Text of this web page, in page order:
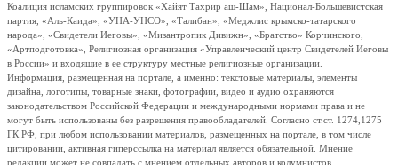
Коалиция исламских группировок «Хайят Тахрир аш-Шам», Национал-Большевистская
партия, «Аль-Каида», «УНА-УНСО», «Талибан», «Меджлис крымско-татарского
народа», «Свидетели Иеговы», «Мизантропик Дивижн», «Братство» Корчинского,
«Артподготовка», Религиозная организация «Управленческий центр Свидетелей Иеговы
в России» и входящие в ее структуру местные религиозные организации.
Информация, размещенная на портале, а именно: текстовые материалы, элементы
дизайна, логотипы, товарные знаки, фотографии, видео и аудио охраняются
законодательством Российской Федерации и международными нормами права и не
могут быть использованы без разрешения правообладателей. Согласно ст.ст. 1274,1275
ГК РФ, при любом использовании материалов, размещенных на портале, в том числе
цитировании, активная гиперссылка на материал является обязательной. Мнение
редакции может не совпадать с мнением отдельных авторов и колумнистов.